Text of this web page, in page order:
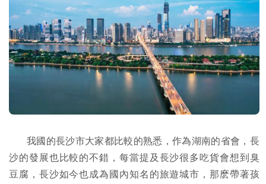
我國的長沙市大家都比較的熟悉，作為湖南的省會，長
沙的發展也比較的不錯，每當提及長沙很多吃貨會想到臭
豆腐，長沙如今也成為國內知名的旅遊城市，那麽帶著孩